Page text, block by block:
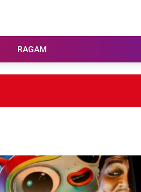
RAGAM